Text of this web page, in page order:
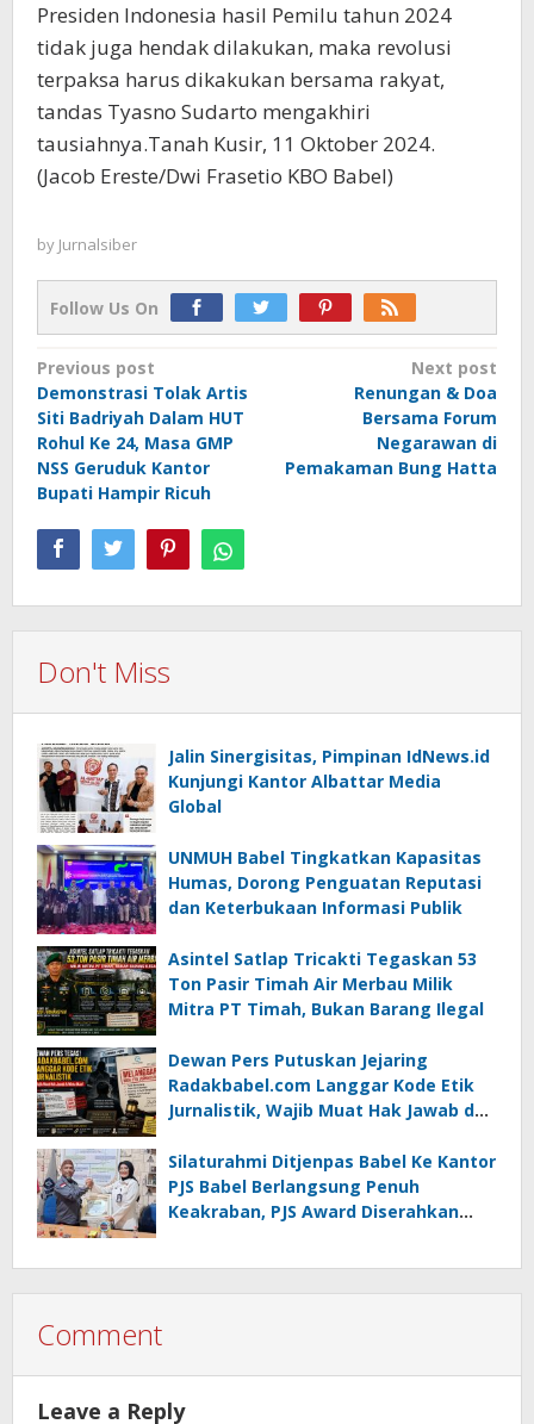
Presiden Indonesia hasil Pemilu tahun 2024
tidak juga hendak dilakukan, maka revolusi
terpaksa harus dikakukan bersama rakyat,
tandas Tyasno Sudarto mengakhiri
tausiahnya.Tanah Kusir, 11 Oktober 2024.
(Jacob Ereste/Dwi Frasetio KBO Babel)
by Jurnalsiber
Follow Us On
Post
navigation
Previous post
Demonstrasi Tolak Artis
Siti Badriyah Dalam HUT
Rohul Ke 24, Masa GMP
NSS Geruduk Kantor
Bupati Hampir Ricuh
Next post
Renungan & Doa
Bersama Forum
Negarawan di
Pemakaman Bung Hatta
Don't Miss
Jalin Sinergisitas, Pimpinan IdNews.id
Kunjungi Kantor Albattar Media
Global
UNMUH Babel Tingkatkan Kapasitas
Humas, Dorong Penguatan Reputasi
dan Keterbukaan Informasi Publik
Asintel Satlap Tricakti Tegaskan 53
Ton Pasir Timah Air Merbau Milik
Mitra PT Timah, Bukan Barang Ilegal
Dewan Pers Putuskan Jejaring
Radakbabel.com Langgar Kode Etik
Jurnalistik, Wajib Muat Hak Jawab dan
Silaturahmi Ditjenpas Babel Ke Kantor
PJS Babel Berlangsung Penuh
Keakraban, PJS Award Diserahkan
Comment
Leave a Reply